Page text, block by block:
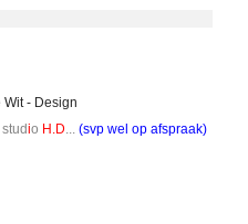
- Design
io H.D... (svp wel op afspraak)